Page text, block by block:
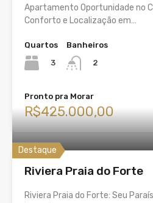
Apartamento Oportunidade no
Conforto e Localização em…
Quartos
3
Banheiros
2
Pronto pra Morar
R$425.000,00
Destaque
Riviera Praia do Forte
Riviera Praia do Forte: Seu